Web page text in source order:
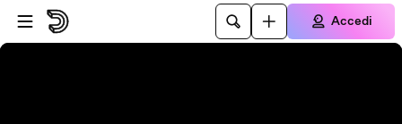
Vai al lettore
Passa al contenuto principale
Accedi